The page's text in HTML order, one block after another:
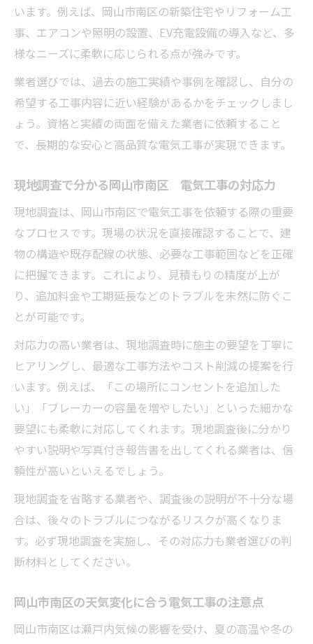
岡山市南区の住環境に合った電気工事の提
案力
住宅リフォームに最適な岡山市南区 電気
工事とは
岡山市南区 電気工事の多様な対応範囲を
チェック
岡山市南区の天気や気候が電気工事に与え
現地の気候に配慮した電気工事の工夫とは
岡山市南区の天気に適した電気工事の選び
方
湿度や気温差に強い岡山市南区 電気工事
の技術
季節ごとの岡山市南区 電気工事対策ポイ
ント
岡山市南区で長持ちする電気工事の工夫例
気候変動に対応する岡山市南区 電気工事
事例
長期的な安心を得る業者選びのポイント集
岡山市南区 電気工事で失敗しない業者選
びの極意
者とは
アフターサービスが充実した岡山市南区
電気工事
見分け方
化の工夫
います。例えば、岡山市南区の新築住宅やリフォーム工
事、エアコンや照明の設置、EV充電設備の導入など、多
様なニーズに柔軟に応じられる点が強みです。
業者選びでは、過去の施工実績や事例を確認し、自分の
希望する工事内容に近い経験があるかをチェックしまし
ょう。資格と実績の両面を備えた業者に依頼すること
で、長期的な安心と高品質な電気工事が実現できます。
現地調査で分かる岡山市南区 電気工事の対応力
現地調査は、岡山市南区で電気工事を依頼する際の重要
なプロセスです。現場の状況を直接確認することで、建
物の構造や既存配線の状態、必要な工事範囲などを正確
に把握できます。これにより、見積もりの精度が上が
り、追加料金や工期延長などのトラブルを未然に防ぐこ
とが可能です。
対応力の高い業者は、現地調査時に施主の要望を丁寧に
ヒアリングし、最適な工事方法やコスト削減の提案を行
います。例えば、「この場所にコンセントを追加した
い」「ブレーカーの容量を増やしたい」といった細かな
要望にも柔軟に対応してくれます。現地調査後に分かり
やすい説明や写真付き報告書を出してくれる業者は、信
頼性が高いといえるでしょう。
現地調査を省略する業者や、調査後の説明が不十分な場
合は、後々のトラブルにつながるリスクが高くなりま
す。必ず現地調査を実施し、その対応力も業者選びの判
断材料としてください。
岡山市南区の天気変化に合う電気工事の注意点
岡山市南区は瀬戸内気候の影響を受け、夏の高温や冬の